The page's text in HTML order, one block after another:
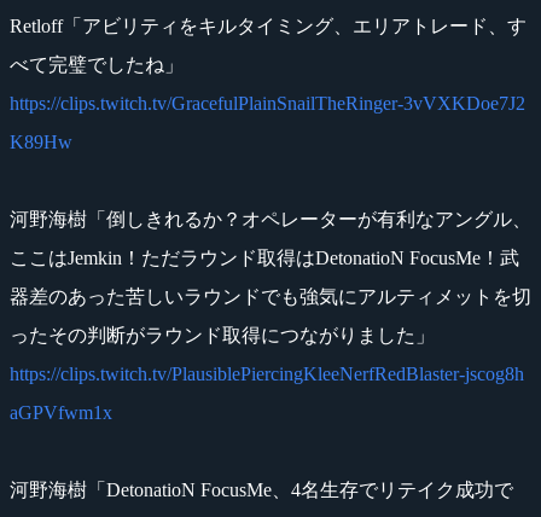
Retloff「アビリティをキルタイミング、エリアトレード、す
べて完璧でしたね」
https://clips.twitch.tv/GracefulPlainSnailTheRinger-3vVXKDoe7J2
K89Hw
河野海樹「倒しきれるか？オペレーターが有利なアングル、
ここはJemkin！ただラウンド取得はDetonatioN FocusMe！武
器差のあった苦しいラウンドでも強気にアルティメットを切
ったその判断がラウンド取得につながりました」
https://clips.twitch.tv/PlausiblePiercingKleeNerfRedBlaster-jscog8h
aGPVfwm1x
河野海樹「DetonatioN FocusMe、4名生存でリテイク成功で